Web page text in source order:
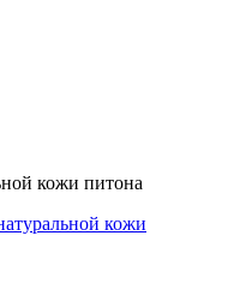
кожи питона